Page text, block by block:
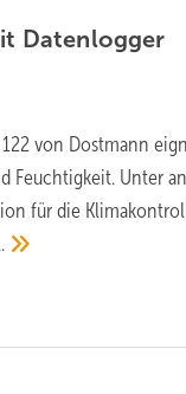
Datenlogger
von Dostmann
Feuchtigkeit. Unter
für die